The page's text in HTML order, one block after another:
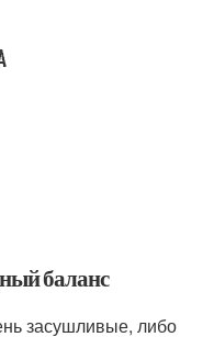
баланс
засушливые, либо